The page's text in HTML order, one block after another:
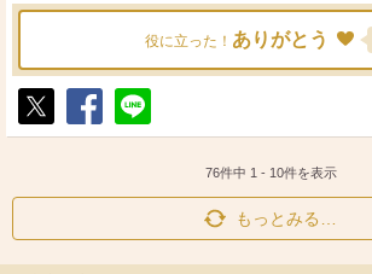
役に立った！ ありがとう
ポ
シ
送
76件中 1 - 10件を表示
もっとみる…